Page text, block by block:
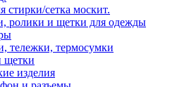
стирки/сетка москит.
ролики и щетки для одежды
тележки, термосумки
изделия